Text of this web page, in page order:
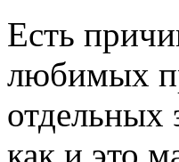
Есть
любимых
отдельных
как и это